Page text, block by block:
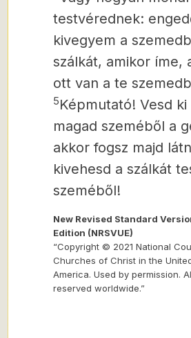
testvérednek:
kivegyem a
szálkát, amikor íme,
ott van a te
5Képmutató! Vesd
magad szeméből a
akkor fogsz majd
kivehesd a szálkát
szeméből!
New Revised Standard
Edition (NRSVUE)
“Copyright © 2021 National
Churches of Christ in the
America. Used by permission.
reserved worldwide.”